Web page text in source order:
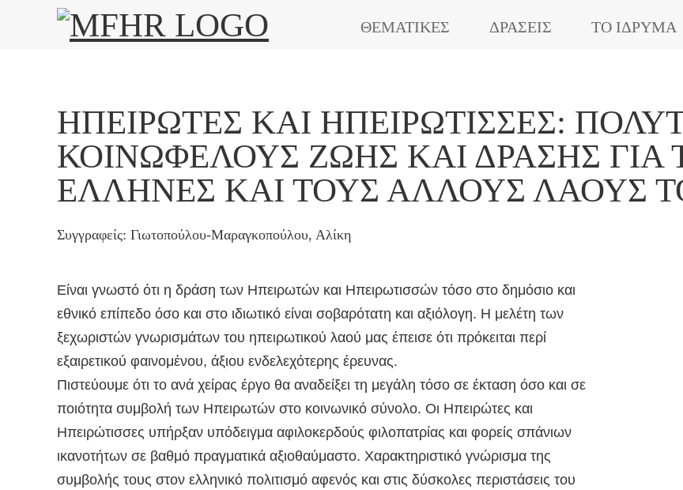
ΘΕΜΑΤΙΚΕΣ ΔΡΑΣΕΙΣ ΤΟ ΙΔΡΥΜΑ
ΗΠΕΙΡΏΤΕΣ ΚΑΙ ΗΠΕΙΡΏΤΙΣΣΕΣ:
ΚΟΙΝΩΦΕΛΟΎΣ ΖΩΉΣ ΚΑΙ ΔΡΆΣΗΣ ΓΙΑ
ΈΛΛΗΝΕΣ ΚΑΙ ΤΟΥΣ ΆΛΛΟΥΣ ΛΑΟΎΣ
Συγγραφείς: Γιωτοπούλου-Μαραγκοπούλου, Αλίκη
Είναι γνωστό ότι η δράση των Ηπειρωτών και Ηπειρωτισσών τόσο στο δημόσιο και
εθνικό επίπεδο όσο και στο ιδιωτικό είναι σοβαρότατη και αξιόλογη. Η μελέτη των
ξεχωριστών γνωρισμάτων του ηπειρωτικού λαού μας έπεισε ότι πρόκειται περί
εξαιρετικού φαινομένου, άξιου ενδελεχότερης έρευνας.
Πιστεύουμε ότι το ανά χείρας έργο θα αναδείξει τη μεγάλη τόσο σε έκταση όσο και σε
ποιότητα συμβολή των Ηπειρωτών στο κοινωνικό σύνολο. Οι Ηπειρώτες και
Ηπειρώτισσες υπήρξαν υπόδειγμα αφιλοκερδούς φιλοπατρίας και φορείς σπάνιων
ικανοτήτων σε βαθμό πραγματικά αξιοθαύμαστο. Χαρακτηριστικό γνώρισμα της
συμβολής τους στον ελληνικό πολιτισμό αφενός και στις δύσκολες περιστάσεις του